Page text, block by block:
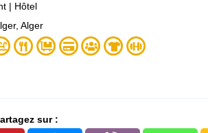
| Hôtel
Alger
sur :